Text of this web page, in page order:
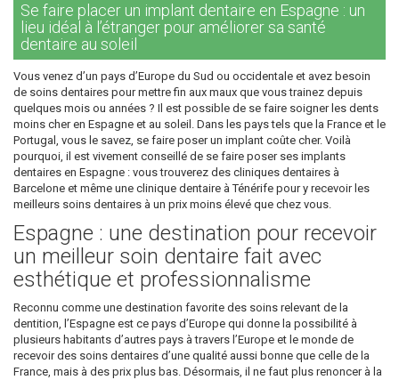
Se faire placer un implant dentaire en Espagne : un
lieu idéal à l’étranger pour améliorer sa santé
dentaire au soleil
Vous venez d’un pays d’Europe du Sud ou occidentale et avez besoin
de soins dentaires pour mettre fin aux maux que vous trainez depuis
quelques mois ou années ? Il est possible de se faire soigner les dents
moins cher en Espagne et au soleil. Dans les pays tels que la France et le
Portugal, vous le savez, se faire poser un implant coûte cher. Voilà
pourquoi, il est vivement conseillé de se faire poser ses implants
dentaires en Espagne : vous trouverez des cliniques dentaires à
Barcelone et même une clinique dentaire à Ténérife pour y recevoir les
meilleurs soins dentaires à un prix moins élevé que chez vous.
Espagne : une destination pour recevoir
un meilleur soin dentaire fait avec
esthétique et professionnalisme
Reconnu comme une destination favorite des soins relevant de la
dentition, l’Espagne est ce pays d’Europe qui donne la possibilité à
plusieurs habitants d’autres pays à travers l’Europe et le monde de
recevoir des soins dentaires d’une qualité aussi bonne que celle de la
France, mais à des prix plus bas. Désormais, il ne faut plus renoncer à la